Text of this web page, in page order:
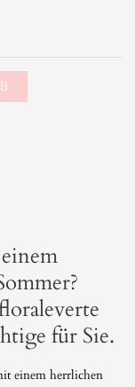
für Sie.
einem herrlichen